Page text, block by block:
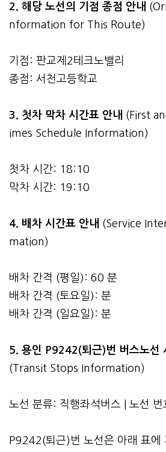
2. 해당 노선의 기점 종점 안내
nformation for This Route)
기점: 판교제2테크노밸리
종점: 서천고등학교
3. 첫차 막차 시간표 안내 (First
imes Schedule Information)
첫차 시간: 18:10
막차 시간: 19:10
4. 배차 시간표 안내 (Service
mation)
배차 간격 (평일): 60 분
배차 간격 (토요일): 분
배차 간격 (일요일): 분
5. 용인 P9242(퇴근)번 버스노선
(Transit Stops Information)
노선 분류: 직행좌석버스 | 노선
P9242(퇴근)번 노선은 아래 표에